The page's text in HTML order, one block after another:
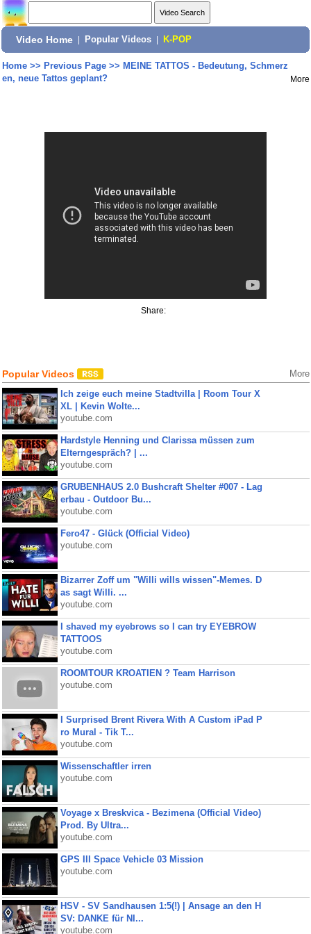
Video Home Popular Videos K-POP
Home>> Previous Page>> MEINE TATTOS - Bedeutung, Schmerz
en, neue Tattos geplant?
More
Share:
Popular Videos More
Ich zeige euch meine Stadtvilla | Room Tour X
XL | Kevin Wolte...
youtube.com
Hardstyle Henning und Clarissa müssen zum
Elterngespräch? | ...
youtube.com
GRUBENHAUS 2.0 Bushcraft Shelter #007 - Lag
erbau - Outdoor Bu...
youtube.com
Fero47 - Glück (Official Video)
youtube.com
Bizarrer Zoff um "Willi wills wissen"-Memes. D
as sagt Willi. ...
youtube.com
I shaved my eyebrows so I can try EYEBROW
TATTOOS
youtube.com
ROOMTOUR KROATIEN ? Team Harrison
youtube.com
I Surprised Brent Rivera With A Custom iPad P
ro Mural - Tik T...
youtube.com
Wissenschaftler irren
youtube.com
Voyage x Breskvica - Bezimena (Official Video)
Prod. By Ultra...
youtube.com
GPS III Space Vehicle 03 Mission
youtube.com
HSV - SV Sandhausen 1:5(!) | Ansage an den H
SV: DANKE für NI...
youtube.com